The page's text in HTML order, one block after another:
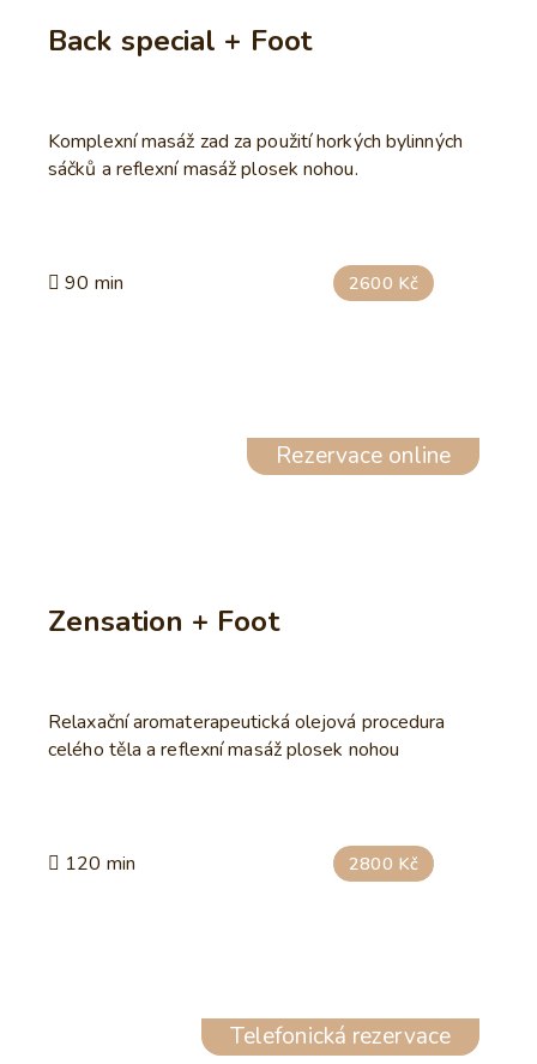
Back special + Foot
Komplexní masáž zad za použití horkých bylinných
sáčků a reflexní masáž plosek nohou.
90 min 2600 Kč
Rezervace online
Zensation + Foot
Relaxační aromaterapeutická olejová procedura
celého těla a reflexní masáž plosek nohou
120 min 2800 Kč
Telefonická rezervace